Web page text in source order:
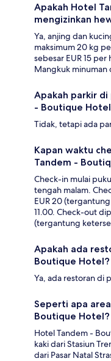
Apakah Hotel
mengizinkan
Ya, anjing dan
maksimum 20 kg
sebesar EUR 15
Mangkuk minuman
Apakah parkir
- Boutique
Tidak, tetapi ada
Kapan waktu
Tandem -
Check-in mulai
tengah malam.
EUR 20
11.00. Check-out
(tergantung
Apakah ada
Boutique Hotel?
Ya, ada restoran di
Seperti apa
Boutique Hotel?
Hotel Tandem -
kaki dari Stasiun
dari Pasar Natal